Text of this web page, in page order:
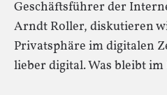
Geschäftsführer der
Arndt Roller, diskutieren
Privatsphäre im digitalen
lieber digital. Was bleibt